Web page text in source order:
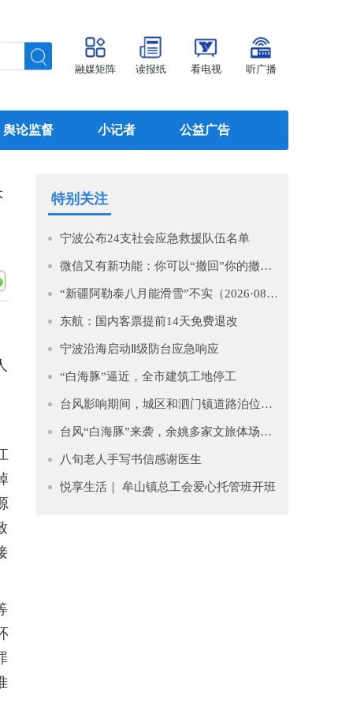
融媒矩阵 读报纸 看电视 听广播
舆论监督 小记者 公益广告
特别关注
宁波公布24支社会应急救援队伍名单
微信又有新功能：你可以“撤回”你的撤回了！
“新疆阿勒泰八月能滑雪”不实（2026·08·07）
东航：国内客票提前14天免费退改
宁波沿海启动Ⅱ级防台应急响应
“白海豚”逼近，全市建筑工地停工
台风影响期间，城区和泗门镇道路泊位暂停收费
台风“白海豚”来袭，余姚多家文旅体场所临时关停
八旬老人手写书信感谢医生
悦享生活｜ 牟山镇总工会爱心托管班开班